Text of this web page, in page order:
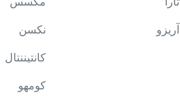
آریزو نکسن
کانتیننتال
کومهو